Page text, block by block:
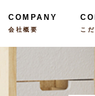
COMPANY
会社概要 こ